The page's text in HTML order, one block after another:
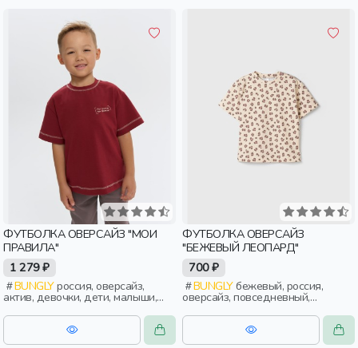
ФУТБОЛКА ОВЕРСАЙЗ "МОИ
ПРАВИЛА"
1 279 ₽
BUNGLYроссия, оверсайз,
актив, девочки, дети, малыши,
ФУТБОЛКА ОВЕРСАЙЗ
"БЕЖЕВЫЙ ЛЕОПАРД"
700 ₽
BUNGLYбежевый, россия,
оверсайз, повседневный,
девочки, дети, малыши,
дошкольники